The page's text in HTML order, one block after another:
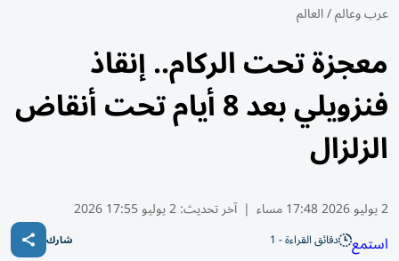
عرب وعالم/العالم
معجزة تحت الركام.. إنقاذ
فنزويلي بعد 8 أيام تحت أنقاض
الزلزال
2 يوليو 2026 17:48 مساء | آخر تحديث:2 يوليو 17:55 2026
استمع دقائق القراءة - 1 شارك